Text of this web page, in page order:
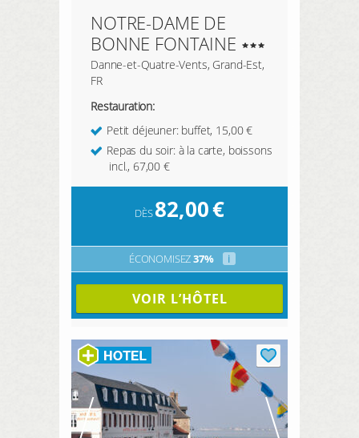
NOTRE-DAME DE
BONNE FONTAINE
Danne-et-Quatre-Vents, Grand-Est,
FR
Restauration:
Petit déjeuner: buffet, 15,00 €
Repas du soir: à la carte, boissons
incl., 67,00 €
DÈS82,00€
ÉCONOMISEZ37% i
VOIR L’HÔTEL